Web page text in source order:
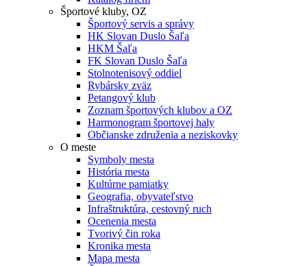
Športové kluby, OZ
Športový servis a správy
HK Slovan Duslo Šaľa
HKM Šaľa
FK Slovan Duslo Šaľa
Stolnotenisový oddiel
Rybársky zväz
Petangový klub
Zoznam športových klubov a OZ
Harmonogram športovej haly
Občianske združenia a neziskovky
O meste
Symboly mesta
História mesta
Kultúrne pamiatky
Geografia, obyvateľstvo
Infraštruktúra, cestovný ruch
Ocenenia mesta
Tvorivý čin roka
Kronika mesta
Mapa mesta